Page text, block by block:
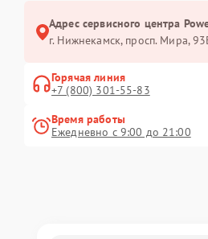
Адрес сервисного центра
г. Нижнекамск, просп. Мира,
Горячая линия
+7 (800) 301-55-83
Время работы
Ежедневно с 9:00 до 21:00